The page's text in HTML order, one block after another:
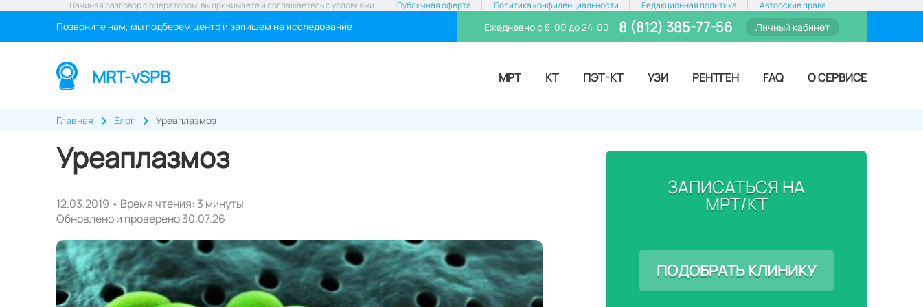
Начиная разговор с оператором, вы принимаете и соглашаетесь с условиями Публичная оферта Политика конфиденциальности Редакционная политика Авторские права
Позвоните нам, мы подберем центр и запишем на исследование Ежедневно с 8-00 до 24-00 8 (812) 385-77-56 Личный кабинет
MRT-vSPB МРТ КТ ПЭТ-КТ УЗИ РЕНТГЕН FAQ О СЕРВИСЕ
Главная Блог Уреаплазмоз
Уреаплазмоз
12.03.2019 • Время чтения: 3 минуты
Обновлено и проверено 30.07.26
ЗАПИСАТЬСЯ НА
МРТ/КТ
ПОДОБРАТЬ КЛИНИКУ